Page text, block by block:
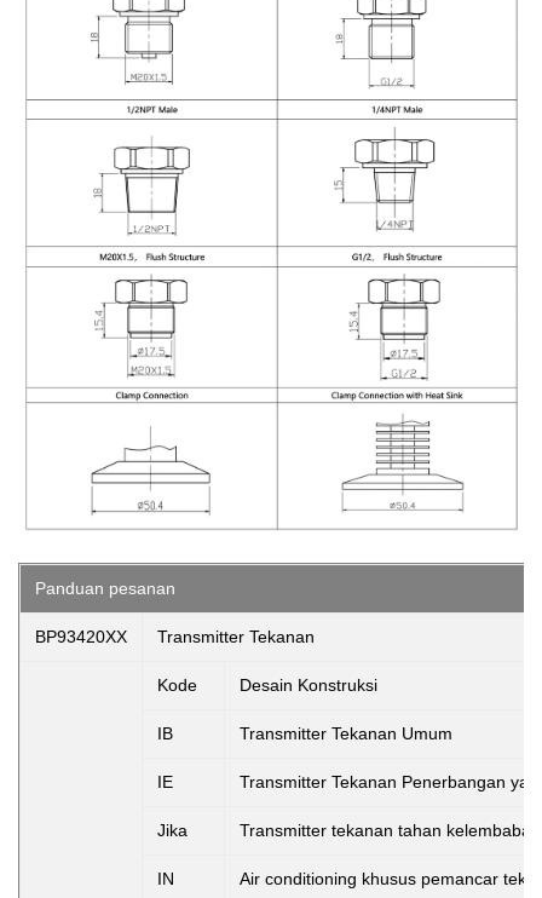
Panduan pesanan
BP93420XX Transmitter Tekanan
Kode Desain Konstruksi
IB Transmitter Tekanan Umum
IE Transmitter Tekanan Penerbangan
Jika Transmitter tekanan tahan kelembaban
IN Air conditioning khusus pemancar